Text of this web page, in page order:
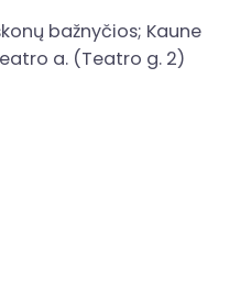
bažnyčios; Kaune
a. (Teatro g. 2)